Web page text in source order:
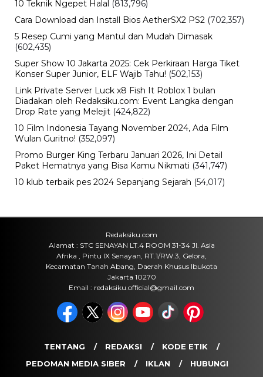
10 Teknik Ngepet Halal (813,796)
Cara Download dan Install Bios AetherSX2 PS2 (702,357)
5 Resep Cumi yang Mantul dan Mudah Dimasak
(602,435)
Super Show 10 Jakarta 2025: Cek Perkiraan Harga Tiket
Konser Super Junior, ELF Wajib Tahu! (502,153)
Link Private Server Luck x8 Fish It Roblox 1 bulan
Diadakan oleh Redaksiku.com: Event Langka dengan
Drop Rate yang Melejit (424,822)
10 Film Indonesia Tayang November 2024, Ada Film
Wulan Guritno! (352,097)
Promo Burger King Terbaru Januari 2026, Ini Detail
Paket Hematnya yang Bisa Kamu Nikmati (341,747)
10 klub terbaik pes 2024 Sepanjang Sejarah (54,017)
Redaksiku.com
Alamat : STC SENAYAN LT.4 ROOM 31-34 Jl. Asia
Afrika , Pintu IX Senayan, RT.1/RW.3, Gelora,
Kecamatan Tanah Abang, Daerah Khusus Ibukota
Jakarta 10270
Email : redaksiku.official@gmail.com
TENTANG REDAKSI
KODE ETIK
PEDOMAN MEDIA SIBER
IKLAN HUBUNGI